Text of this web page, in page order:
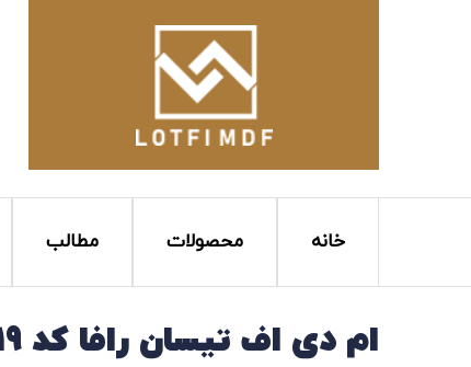
خانه محصولات مطالب
ام دی اف تیسان رافا کد ۱۱۹